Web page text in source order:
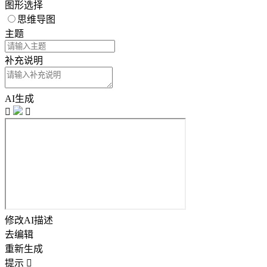
图形选择
思维导图
主题
补充说明
AI生成


修改AI描述
去编辑
重新生成
提示 